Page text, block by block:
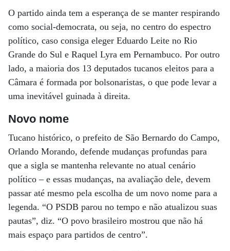
O partido ainda tem a esperança de se manter respirando
como social-democrata, ou seja, no centro do espectro
político, caso consiga eleger Eduardo Leite no Rio
Grande do Sul e Raquel Lyra em Pernambuco. Por outro
lado, a maioria dos 13 deputados tucanos eleitos para a
Câmara é formada por bolsonaristas, o que pode levar a
uma inevitável guinada à direita.
Novo nome
Tucano histórico, o prefeito de São Bernardo do Campo,
Orlando Morando, defende mudanças profundas para
que a sigla se mantenha relevante no atual cenário
político – e essas mudanças, na avaliação dele, devem
passar até mesmo pela escolha de um novo nome para a
legenda. “O PSDB parou no tempo e não atualizou suas
pautas”, diz. “O povo brasileiro mostrou que não há
mais espaço para partidos de centro”.